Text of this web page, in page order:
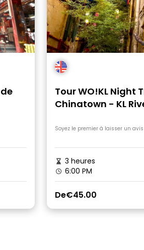
Tour WO!KL Night
Chinatown - KL
Soyez le premier à laisser un avis
3 heures
6:00 PM
De€45.00